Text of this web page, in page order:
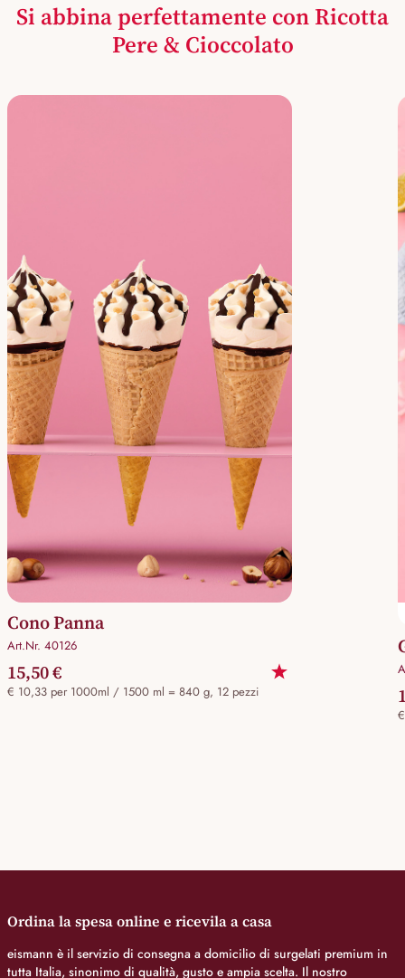
Si abbina perfettamente con Ricotta
Pere & Cioccolato
Cono Panna
Art.Nr. 40126
15,50 €
€ 10,33 per 1000ml / 1500 ml = 840 g, 12 pezzi
Ordina la spesa online e ricevila a casa
eismann è il servizio di consegna a domicilio di surgelati premium in
tutta Italia, sinonimo di qualità, gusto e ampia scelta. Il nostro